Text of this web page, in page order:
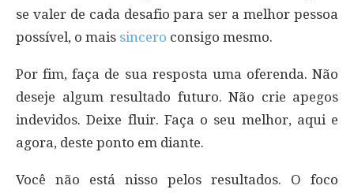
se valer de cada desafio para ser a melhor pessoa
possível, o mais sincero consigo mesmo.
Por fim, faça de sua resposta uma oferenda. Não
deseje algum resultado futuro. Não crie apegos
indevidos. Deixe fluir. Faça o seu melhor, aqui e
agora, deste ponto em diante.
Você não está nisso pelos resultados. O foco